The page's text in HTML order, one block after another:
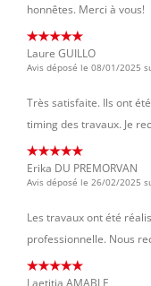
honnêtes. Merci à vous!
Laure GUILLO
Avis déposé le 08/01/2025
Très satisfaite. Ils ont
timing des travaux. Je
Erika DU PREMORVAN
Avis déposé le 26/02/2025
Les travaux ont été
professionnelle. Nous
Laetitia AMABLE